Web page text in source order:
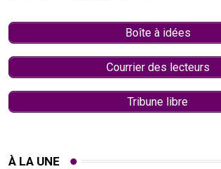
Boîte à idées
Courrier des lecteurs
Tribune libre
À LA UNE